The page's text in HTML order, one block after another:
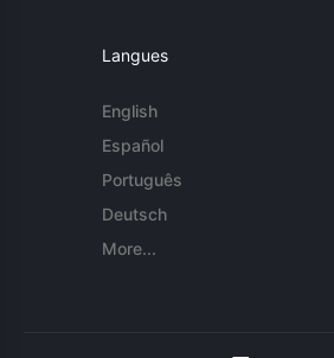
Langues
English
Español
Português
Deutsch
More...